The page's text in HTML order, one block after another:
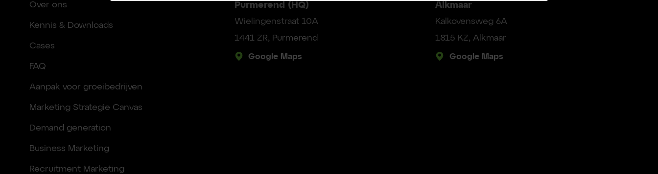
Over ons
Kennis & Downloads
Cases
FAQ
Aanpak voor groeibedrijven
Marketing Strategie Canvas
Demand generation
Business Marketing
Recruitment Marketing
Purmerend (HQ)
Wielingenstraat 10A
1441 ZR, Purmerend
Google Maps
Alkmaar
Kalkovensweg 6A
1815 KZ, Alkmaar
Google Maps